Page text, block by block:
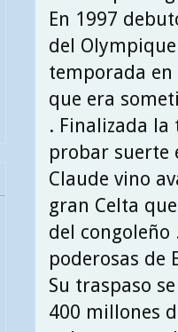
En 1997
del
temporada
que era
. Finalizada
probar suerte
Claude vino
gran Celta
del
poderosas de
Su traspaso
400 millones